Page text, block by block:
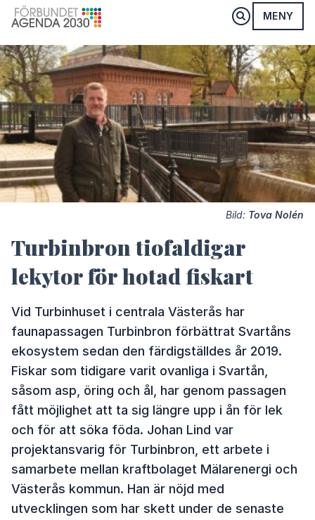
MENY
Bild: Tova Nolén
Turbinbron tiofaldigar
lekytor för hotad fiskart
Vid Turbinhuset i centrala Västerås har
faunapassagen Turbinbron förbättrat Svartåns
ekosystem sedan den färdigställdes år 2019.
Fiskar som tidigare varit ovanliga i Svartån,
såsom asp, öring och ål, har genom passagen
fått möjlighet att ta sig längre upp i ån för lek
och för att söka föda. Johan Lind var
projektansvarig för Turbinbron, ett arbete i
samarbete mellan kraftbolaget Mälarenergi och
Västerås kommun. Han är nöjd med
utvecklingen som har skett under de senaste